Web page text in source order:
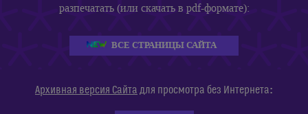
разпечатать (или скачать в pdf-формате):
ВСЕ СТРАНИЦЫ САЙТА
Архивная версия Сайта для просмотра без Интернета: